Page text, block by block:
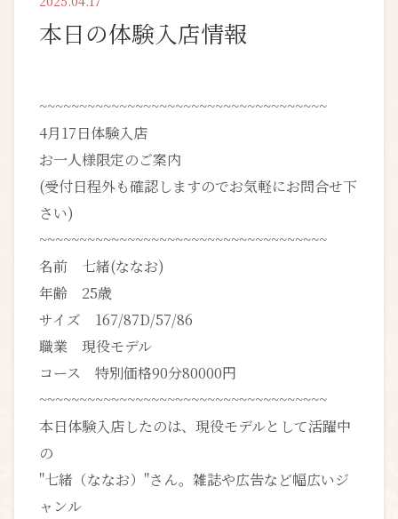
本日の体験入店情報
~~~~~~~~~~~~~~~~~~~~~~~~~~~~~~~~~~~~
4月17日体験入店
お一人様限定のご案内
(受付日程外も確認しますのでお気軽にお問合せ下
さい)
~~~~~~~~~~~~~~~~~~~~~~~~~~~~~~~~~~~~
名前 七緒(ななお)
年齢 25歳
サイズ 167/87D/57/86
職業 現役モデル
コース 特別価格90分80000円
~~~~~~~~~~~~~~~~~~~~~~~~~~~~~~~~~~~~
本日体験入店したのは、現役モデルとして活躍中
の
"七緒（ななお）"さん。雑誌や広告など幅広いジ
ャンル